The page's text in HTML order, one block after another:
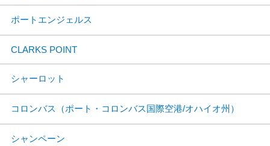
ポートエンジェルス
CLARKS POINT
シャーロット
コロンバス（ポート・コロンバス国際空港/オハイオ州）
シャンペーン